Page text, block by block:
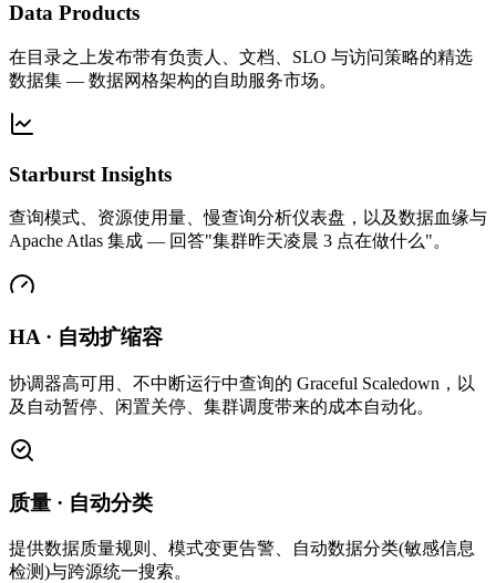
Data Products
在目录之上发布带有负责人、文档、SLO 与访问策略的精选
数据集 — 数据网格架构的自助服务市场。
Starburst Insights
查询模式、资源使用量、慢查询分析仪表盘，以及数据血缘与
Apache Atlas 集成 — 回答"集群昨天凌晨 3 点在做什么"。
HA · 自动扩缩容
协调器高可用、不中断运行中查询的 Graceful Scaledown，以
及自动暂停、闲置关停、集群调度带来的成本自动化。
质量 · 自动分类
提供数据质量规则、模式变更告警、自动数据分类(敏感信息
检测)与跨源统一搜索。